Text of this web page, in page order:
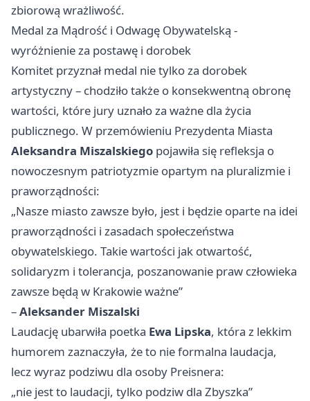
zbiorową wrażliwość.
Medal za Mądrość i Odwagę Obywatelską -
wyróżnienie za postawę i dorobek
Komitet przyznał medal nie tylko za dorobek
artystyczny – chodziło także o konsekwentną obronę
wartości, które jury uznało za ważne dla życia
publicznego. W przemówieniu Prezydenta Miasta
Aleksandra Miszalskiego pojawiła się refleksja o
nowoczesnym patriotyzmie opartym na pluralizmie i
praworządności:
„Nasze miasto zawsze było, jest i będzie oparte na idei
praworządności i zasadach społeczeństwa
obywatelskiego. Takie wartości jak otwartość,
solidaryzm i tolerancja, poszanowanie praw człowieka
zawsze będą w Krakowie ważne”
–Aleksander Miszalski
Laudację ubarwiła poetka Ewa Lipska, która z lekkim
humorem zaznaczyła, że to nie formalna laudacja,
lecz wyraz podziwu dla osoby Preisnera:
„nie jest to laudacji, tylko podziw dla Zbyszka”